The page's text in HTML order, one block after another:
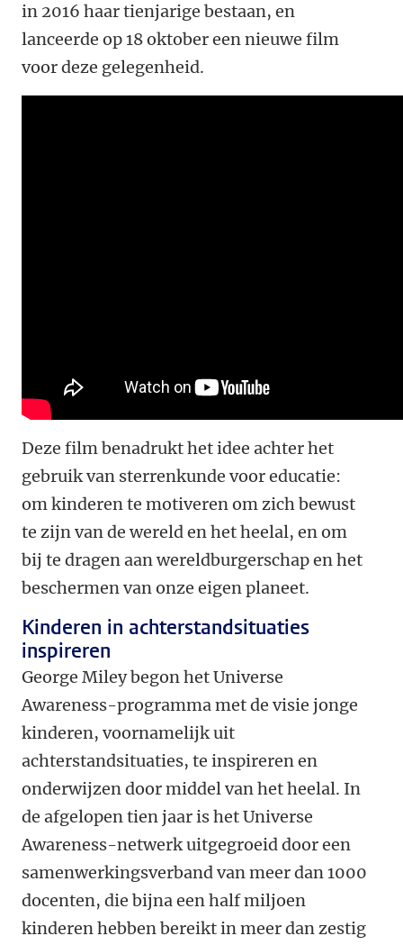
in 2016 haar tienjarige bestaan, en
lanceerde op 18 oktober een nieuwe film
voor deze gelegenheid.
Deze film benadrukt het idee achter het
gebruik van sterrenkunde voor educatie:
om kinderen te motiveren om zich bewust
te zijn van de wereld en het heelal, en om
bij te dragen aan wereldburgerschap en het
beschermen van onze eigen planeet.
Kinderen in achterstandsituaties
inspireren
George Miley begon het Universe
Awareness-programma met de visie jonge
kinderen, voornamelijk uit
achterstandsituaties, te inspireren en
onderwijzen door middel van het heelal. In
de afgelopen tien jaar is het Universe
Awareness-netwerk uitgegroeid door een
samenwerkingsverband van meer dan 1000
docenten, die bijna een half miljoen
kinderen hebben bereikt in meer dan zestig